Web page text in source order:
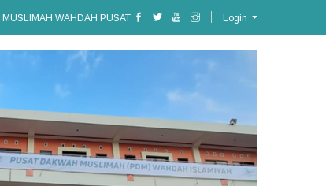
MUSLIMAH WAHDAH PUSAT Login